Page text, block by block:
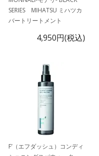
SERIES MIHATSU ミハツカ
バートリートメント
4,950円(税込)
F’（エフダッシュ）コンディ